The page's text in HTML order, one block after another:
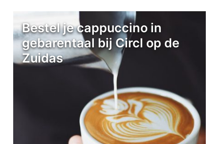
Bestel je cappuccino in
gebarentaal bij Circl op de
Zuidas